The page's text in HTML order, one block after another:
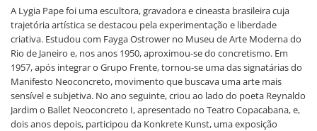
A Lygia Pape foi uma escultora, gravadora e cineasta brasileira cuja
trajetória artística se destacou pela experimentação e liberdade
criativa. Estudou com Fayga Ostrower no Museu de Arte Moderna do
Rio de Janeiro e, nos anos 1950, aproximou-se do concretismo. Em
1957, após integrar o Grupo Frente, tornou-se uma das signatárias do
Manifesto Neoconcreto, movimento que buscava uma arte mais
sensível e subjetiva. No ano seguinte, criou ao lado do poeta Reynaldo
Jardim o Ballet Neoconcreto I, apresentado no Teatro Copacabana, e,
dois anos depois, participou da Konkrete Kunst, uma exposição